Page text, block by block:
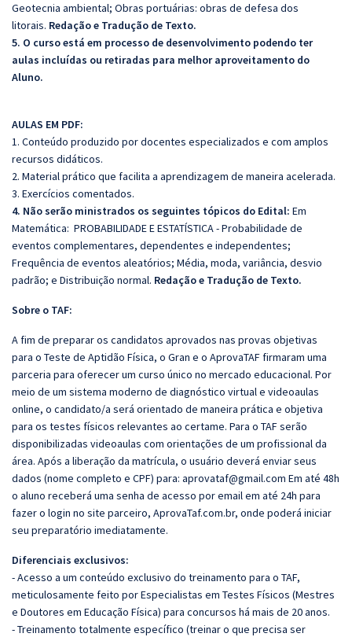
Geotecnia ambiental; Obras portuárias: obras de defesa dos
litorais. Redação e Tradução de Texto.
5. O curso está em processo de desenvolvimento podendo ter
aulas incluídas ou retiradas para melhor aproveitamento do
Aluno.
AULAS EM PDF:
1. Conteúdo produzido por docentes especializados e com amplos
recursos didáticos.
2. Material prático que facilita a aprendizagem de maneira acelerada.
3. Exercícios comentados.
4. Não serão ministrados os seguintes tópicos do Edital: Em
Matemática: PROBABILIDADE E ESTATÍSTICA -Probabilidade de
eventos complementares, dependentes e independentes;
Frequência de eventos aleatórios; Média, moda, variância, desvio
padrão; e Distribuição normal. Redação e Tradução de Texto.
Sobre o TAF:
A fim de preparar os candidatos aprovados nas provas objetivas
para o Teste de Aptidão Física, o Gran e o AprovaTAF firmaram uma
parceria para oferecer um curso único no mercado educacional. Por
meio de um sistema moderno de diagnóstico virtual e videoaulas
online, o candidato/a será orientado de maneira prática e objetiva
para os testes físicos relevantes ao certame. Para o TAF serão
disponibilizadas videoaulas com orientações de um profissional da
área. Após a liberação da matrícula, o usuário deverá enviar seus
dados (nome completo e CPF) para: aprovataf@gmail.com Em até 48h
o aluno receberá uma senha de acesso por email em até 24h para
fazer o login no site parceiro, AprovaTaf.com.br, onde poderá iniciar
seu preparatório imediatamente.
Diferenciais exclusivos:
- Acesso a um conteúdo exclusivo do treinamento para o TAF,
meticulosamente feito por Especialistas em Testes Físicos (Mestres
e Doutores em Educação Física) para concursos há mais de 20 anos.
- Treinamento totalmente específico (treinar o que precisa ser